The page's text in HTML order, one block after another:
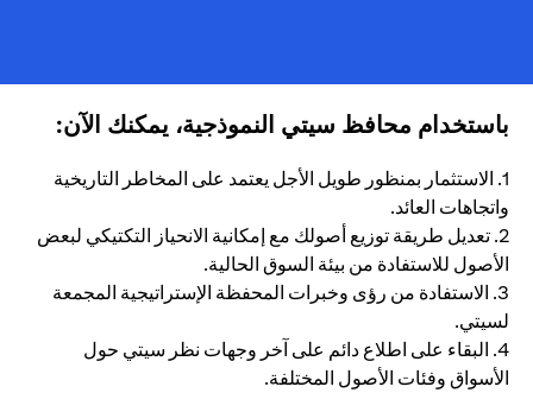
باستخدام محافظ سيتي النموذجية، يمكنك الآن:
1. الاستثمار بمنظور طويل الأجل يعتمد على المخاطر التاريخية
واتجاهات العائد.
2. تعديل طريقة توزيع أصولك مع إمكانية الانحياز التكتيكي لبعض
الأصول للاستفادة من بيئة السوق الحالية.
3. الاستفادة من رؤى وخبرات المحفظة الإستراتيجية المجمعة
لسيتي.
4. البقاء على اطلاع دائم على آخر وجهات نظر سيتي حول
الأسواق وفئات الأصول المختلفة.